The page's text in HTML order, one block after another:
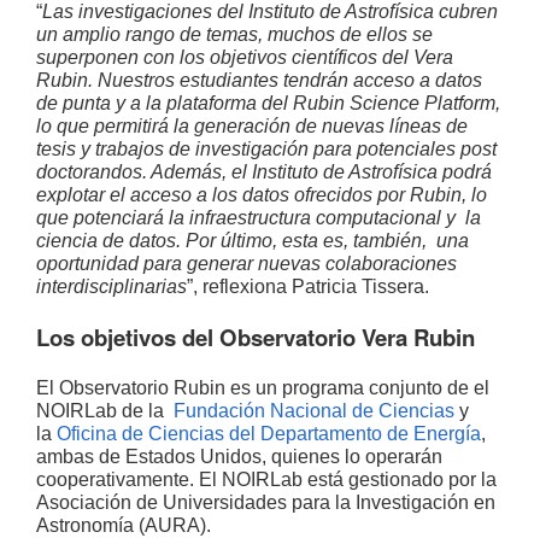
“Las investigaciones del Instituto de Astrofísica cubren
un amplio rango de temas, muchos de ellos se
superponen con los objetivos científicos del Vera
Rubin. Nuestros estudiantes tendrán acceso a datos
de punta y a la plataforma del Rubin Science Platform,
lo que permitirá la generación de nuevas líneas de
tesis y trabajos de investigación para potenciales post
doctorandos. Además, el Instituto de Astrofísica podrá
explotar el acceso a los datos ofrecidos por Rubin, lo
que potenciará la infraestructura computacional y la
ciencia de datos. Por último, esta es, también, una
oportunidad para generar nuevas colaboraciones
interdisciplinarias”, reflexiona Patricia Tissera.
Los objetivos del Observatorio Vera Rubin
El Observatorio Rubin es un programa conjunto de el
NOIRLab de la
Fundación Nacional de Ciencias y
la Oficina de Ciencias del Departamento de Energía,
ambas de Estados Unidos, quienes lo operarán
cooperativamente. El NOIRLab está gestionado por la
Asociación de Universidades para la Investigación en
Astronomía (AURA).